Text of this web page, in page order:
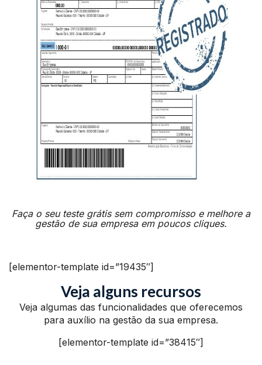
Faça o seu teste grátis sem compromisso e melhore a
gestão de sua empresa em poucos cliques.
[elementor-template id=”19435″]
Veja alguns recursos
Veja algumas das funcionalidades que oferecemos
para auxílio na gestão da sua empresa.
[elementor-template id=”38415″]